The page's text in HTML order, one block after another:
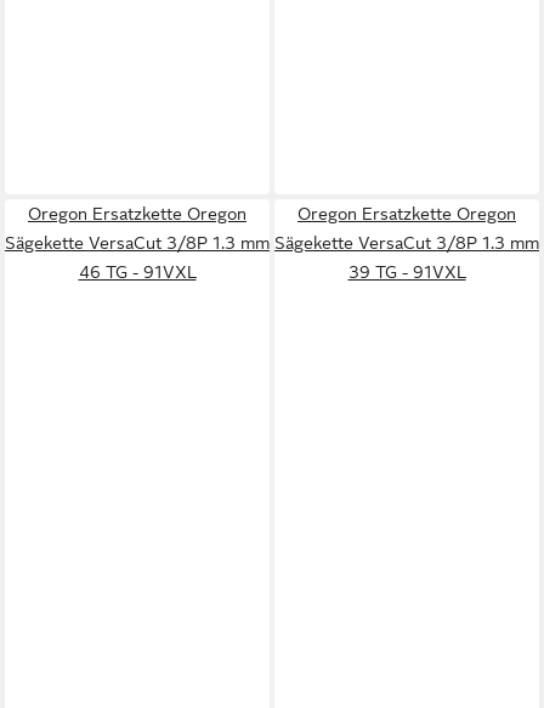
Oregon Ersatzkette Oregon
Sägekette VersaCut 3/8P 1.3 mm
46 TG - 91VXL
Oregon Ersatzkette Oregon
Sägekette VersaCut 3/8P 1.3 mm
39 TG - 91VXL